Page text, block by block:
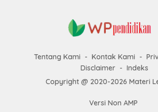
Tentang Kami Kontak Kami
Disclaimer
Indeks
Copyright @ 2020-2026 Materi
Versi Non AMP